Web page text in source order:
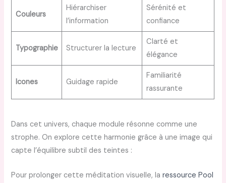
Couleurs
Hiérarchiser
l’information
Sérénité et
confiance
Typographie Structurer la lecture
Clarté et
élégance
Icones Guidage rapide
Familiarité
rassurante
Dans cet univers, chaque module résonne comme une
strophe. On explore cette harmonie grâce à une image qui
capte l’équilibre subtil des teintes :
Pour prolonger cette méditation visuelle, laressource Pool